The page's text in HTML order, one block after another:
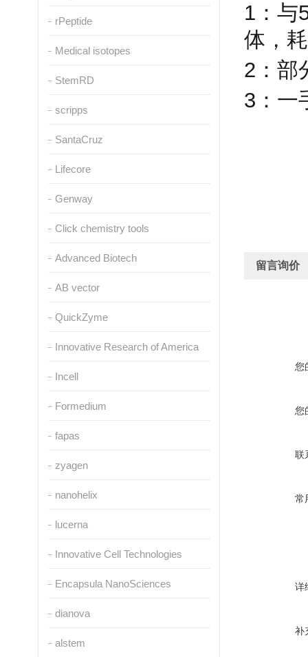
rPeptide
Medical isotopes
StemRD
scripps
SantaCruz
Lifecore
Genway
Click chemistry tools
Advanced Biotech
AB vector
QuickZyme
Innovative Research of America
Incell
Formedium
fapas
zyagen
nanohelix
lucerna
Innovative Cell Technologies
Encapsula NanoSciences
dianova
alstem
1 ：与
体，
2 ：
3 ：
留言询价
您
您
联
常
详
补